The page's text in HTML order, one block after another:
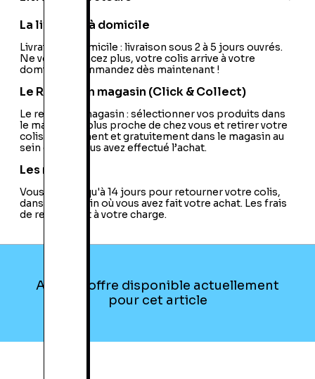
La livraison à domicile
Livraison à domicile : livraison sous 2 à 5 jours ouvrés.
Ne vous déplacez plus, votre colis arrive à votre
domicile ! Commandez dès maintenant !
Le Retrait en magasin (Click & Collect)
Le retrait en magasin : sélectionner vos produits dans
le magasin le plus proche de chez vous et retirer votre
colis directement et gratuitement dans le magasin au
sein duquel vous avez effectué l’achat.
Les retours
Vous avez jusqu'à 14 jours pour retourner votre colis,
dans le magasin où vous avez fait votre achat. Les frais
de retour sont à votre charge.
Aucune offre disponible actuellement
pour cet article